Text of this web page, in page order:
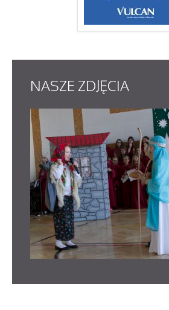
NASZE ZDJĘCIA